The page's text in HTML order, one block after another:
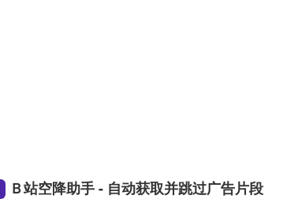
Ｂ站空降助手 - 自动获取并跳过广告片段